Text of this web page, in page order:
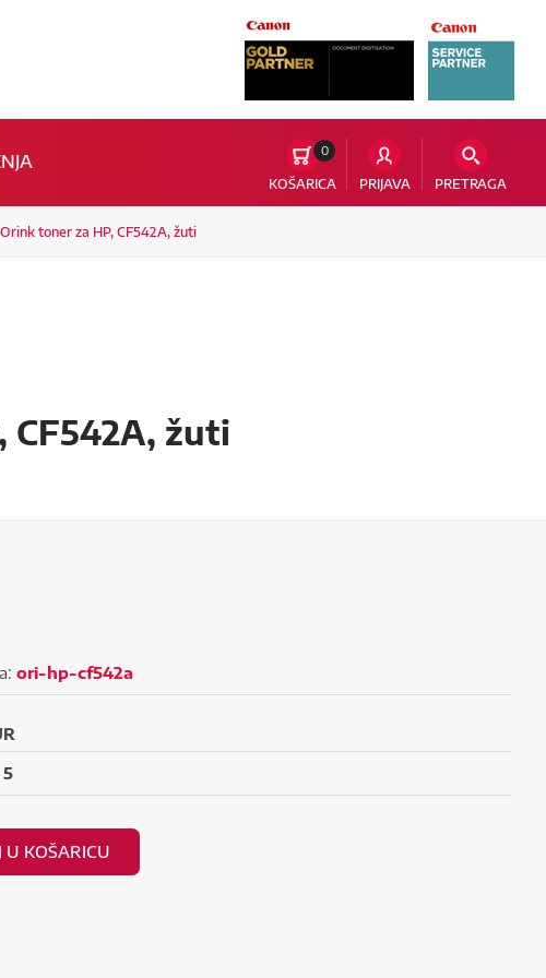
0
KOŠARICA PRIJAVA PRETRAGA
Orink toner za HP, CF542A, žuti
CF542A, žuti
ori-hp-cf542a
5
U KOŠARICU